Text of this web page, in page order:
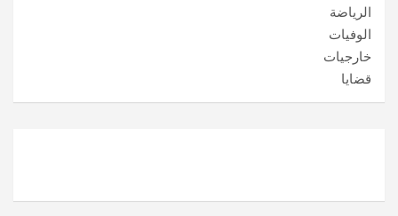
الرياضة
الوفيات
خارجيات
قضايا